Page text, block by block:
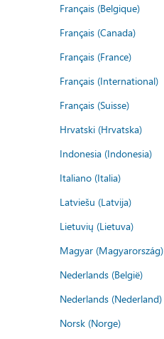
Français (Belgique)
Français (Canada)
Français (France)
Français (International)
Français (Suisse)
Hrvatski (Hrvatska)
Indonesia (Indonesia)
Italiano (Italia)
Latviešu (Latvija)
Lietuvių (Lietuva)
Magyar (Magyarország)
Nederlands (België)
Nederlands (Nederland)
Norsk (Norge)